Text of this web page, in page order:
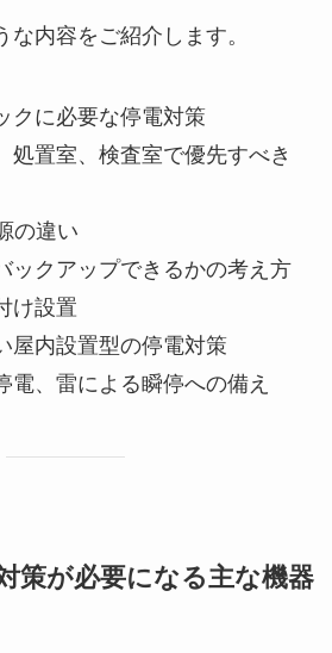
内容をご紹介します。
クに必要な停電対策
処置室、検査室で優先すべき
の違い
ックアップできるかの考え方
け設置
屋内設置型の停電対策
電、雷による瞬停への備え
策が必要になる主な機器